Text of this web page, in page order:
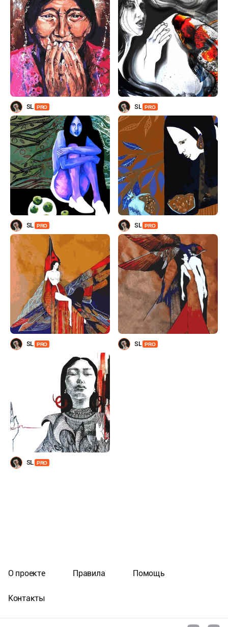
SL PRO SL PRO
SL PRO SL PRO
SL PRO SL PRO
SL PRO
О проекте Правила Помощь
Контакты